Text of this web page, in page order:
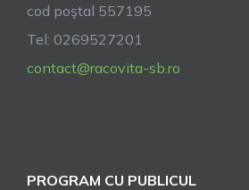
cod poştal 557195
Tel: 0269527201
contact@racovita-sb.ro
PROGRAM CU PUBLICUL